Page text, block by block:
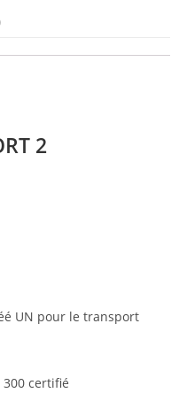
2
UN pour le transport
300 certifié